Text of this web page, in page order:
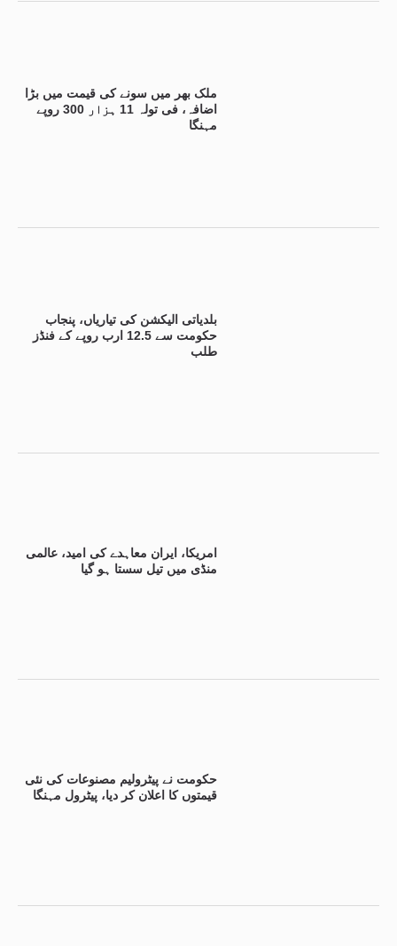
ملک بھر میں سونے کی قیمت میں بڑا
اضافہ، فی تولہ 11 ہزار 300 روپے
مہنگا
بلدیاتی الیکشن کی تیاریاں، پنجاب
حکومت سے 12.5 ارب روپے کے فنڈز
طلب
امریکا، ایران معاہدے کی امید، عالمی
منڈی میں تیل سستا ہو گیا
حکومت نے پیٹرولیم مصنوعات کی نئی
قیمتوں کا اعلان کر دیا، پیٹرول مہنگا